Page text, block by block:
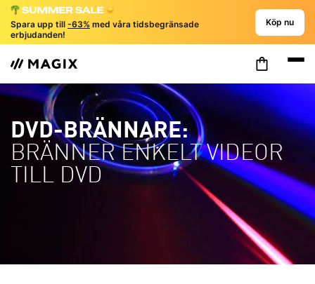
Spara upp till -63% med våra tidsbegränsade
erbjudanden!
Köp nu
DVD-BRÄNNARE:
BRÄNNER ENKELT VIDEOR
TILL DVD